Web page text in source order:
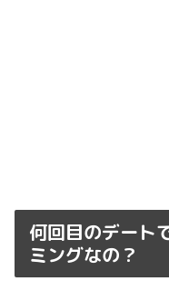
何回目のデート
ミングなの？